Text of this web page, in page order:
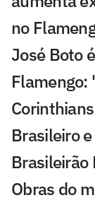
no
José Boto
Flamengo:
Brasileiro
Brasileirão
Obras do